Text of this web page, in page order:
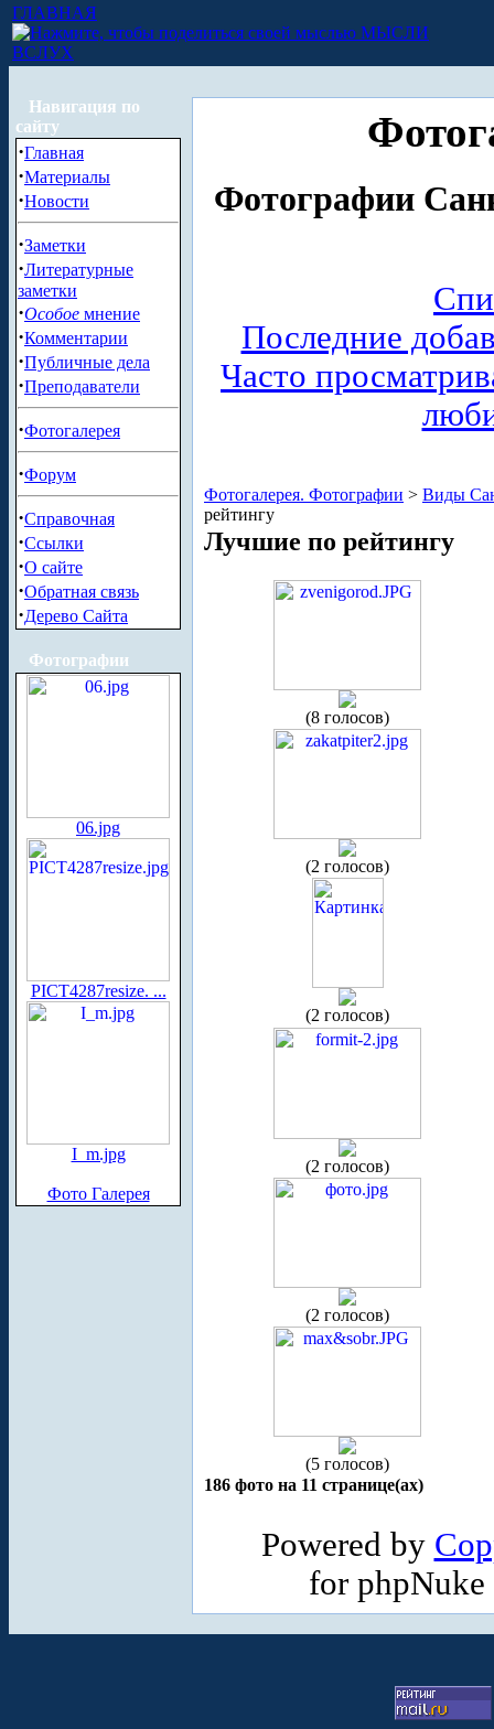
ГЛАВНАЯ
МЫСЛИ
ВСЛУХ
Навигация по
сайту
·Главная
·Материалы
·Новости
·Заметки
·Литературные
заметки
·Особое мнение
·Комментарии
·Публичные дела
·Преподаватели
·Фотогалерея
·Форум
·Справочная
·Ссылки
·О сайте
·Обратная связь
·Дерево Сайта
Фотографии
06.jpg
PICT4287resize. ...
I_m.jpg
Фото Галерея
Фотографии
Последние
Часто
Фотогалерея. Фотографии > Виды
рейтингу
Лучшие по рейтингу
(8 голосов)
(2 голосов)
(2 голосов)
(2 голосов)
(2 голосов)
(5 голосов)
186 фото на 11 странице(ах)
Powered by
for